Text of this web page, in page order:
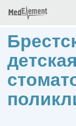
детская